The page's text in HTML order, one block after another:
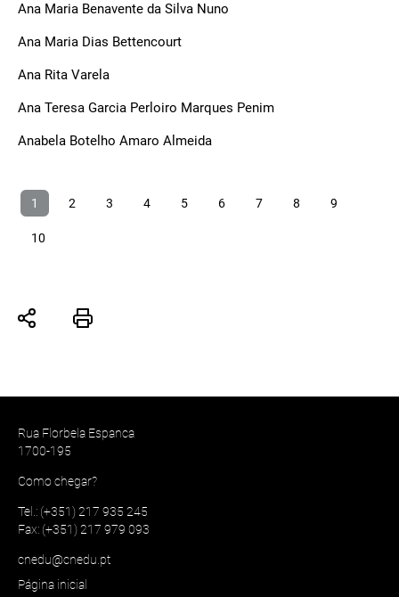
Ana Maria Benavente da Silva Nuno
Ana Maria Dias Bettencourt
Ana Rita Varela
Ana Teresa Garcia Perloiro Marques Penim
Anabela Botelho Amaro Almeida
1 2 3 4 5 6 7 8 9
10
Rua Florbela Espanca
1700-195
Como chegar?
Tel.: (+351) 217 935 245
Fax: (+351) 217 979 093
cnedu@cnedu.pt
Página inicial